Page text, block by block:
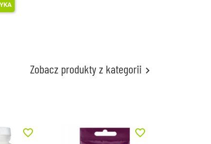
Zobacz produkty z kategorii 
favorite_border favorite_border